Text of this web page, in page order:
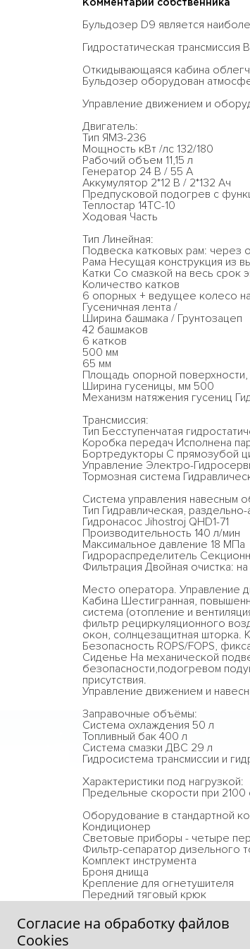
Комментарий собственника
Бульдозер D9 является
Гидростатическая трансмиссия
Откидывающаяся кабина
Бульдозер оборудован
Управление движением и
Двигатель:
Тип ЯМЗ-236
Мощность кВт /лс 132/180
Рабочий объем 11,15 л
Генератор 24 В / 55 А
Аккумулятор 2*12 В / 2*132 Ач
Предпусковой подогрев с
Теплостар 14ТС-10
Ходовая Часть
Тип Линейная:
Подвеска катковых рам: через
Рама Несущая конструкция из
Катки Со смазкой на весь срок
Количество катков
6 опорных + ведущее колесо
Гусеничная лента /
Ширина башмака / Грунтозацеп
42 башмаков
6 катков
500 мм
65 мм
Площадь опорной
Ширина гусеницы, мм 500
Механизм натяжения гусениц
Трансмиссия:
Тип Бесступенчатая
Коробка передач Исполнена
Бортредукторы С прямозубой
Управление Электро-
Тормозная система
Система управления навесным
Тип Гидравлическая, раздельно-
Гидронасос Jihostroj QHD1-71
Производительность 140 л/мин
Максимальное давление 18 МПа
Гидрораспределитель
Фильтрация Двойная очистка:
Место оператора. Управление
Кабина Шестигранная,
система (отопление и
фильтр рециркуляционного
окон, солнцезащитная шторка.
Безопасность ROPS/FOPS,
Сиденье На механической
безопасности,подогревом
присутствия.
Управление движением и
Заправочные объёмы:
Система охлаждения 50 л
Топливный бак 400 л
Система смазки ДВС 29 л
Гидросистема трансмиссии и
Характеристики под нагрузкой:
Предельные скорости при 2100
Оборудование в стандартной
Кондиционер
Световые приборы - четыре
Фильтр-сепаратор дизельного
Комплект инструмента
Броня днища
Крепление для огнетушителя
Передний тяговый крюк
Согласие на обработку файлов
Сookies